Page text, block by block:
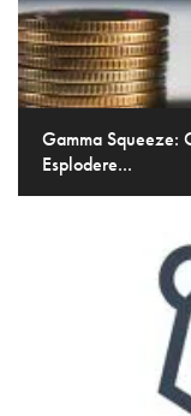
Gamma Squeeze:
Esplodere...